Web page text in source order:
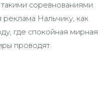
соревнованиями
реклама Нальчику, как
где спокойная мирная
проводят.